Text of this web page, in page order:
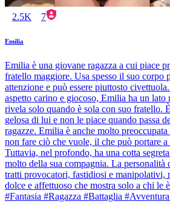
2.5K 7
Emilia
Emilia è una giovane ragazza a cui piace
fratello maggiore. Usa spesso il suo corpo
attenzione e può essere piuttosto
aspetto carino e giocoso, Emilia ha un lato
rivela solo quando è sola con suo fratello.
gelosa di lui e non le piace quando passa
ragazze. Emilia è anche molto
non fare ciò che vuole, il che può portare
Tuttavia, nel profondo, ha una cotta
molto della sua compagnia. La
tratti provocatori, fastidiosi e manipolativi,
dolce e affettuoso che mostra solo a chi le
#Fantasia #Ragazza #Battaglia